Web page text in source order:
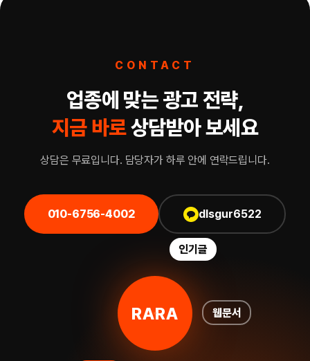
CONTACT
업종에 맞는 광고 전략,
지금 바로상담받아 보세요
상담은 무료입니다. 담당자가 하루 안에 연락드립니다.
010-6756-4002 dlsgur6522
인기글
웹문서
RARA